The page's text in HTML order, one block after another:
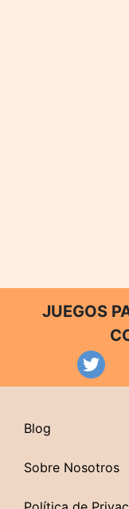
JUEGOS
Blog
Sobre Nosotros